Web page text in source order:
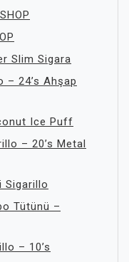
Slim Sigara
– 24’s Ahşap
Ice Puff
– 20’s Metal
Sigarillo
Tütünü –
– 10’s